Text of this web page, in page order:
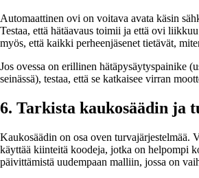
Automaattinen ovi on voitava avata käsin
Testaa, että hätäavaus toimii ja että ovi
myös, että kaikki perheenjäsenet tietävät,
Jos ovessa on erillinen hätäpysäytyspainike
seinässä), testaa, että se katkaisee virran
6. Tarkista kaukosäädin ja
Kaukosäädin on osa oven turvajärjestelmää.
käyttää kiinteitä koodeja, jotka on helpompi
päivittämistä uudempaan malliin, jossa on